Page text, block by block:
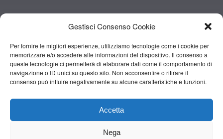
Gestisci Consenso Cookie
Per fornire le migliori esperienze, utilizziamo tecnologie come i cookie per
memorizzare e/o accedere alle informazioni del dispositivo. Il consenso a
queste tecnologie ci permetterà di elaborare dati come il comportamento di
navigazione o ID unici su questo sito. Non acconsentire o ritirare il
consenso può influire negativamente su alcune caratteristiche e funzioni.
Accetta
Nega
“obblighi informativi per le erogazioni pubbliche: gli aiuti di Stato e gli aiuti de
minimis ricevuti dalla nostra impresa sono contenuti nel Registro nazionale
degli aiuti di Stato di cui all’art. 52 della L. 234/2012” e consultabili al seguente
link
https://www.rna.gov.it/RegistroNazionaleTrasparenza/faces/pages/
Copyright © 2019 CAMPOPIANO S.A.S. DI CAMPOPIANO MARIO & C.